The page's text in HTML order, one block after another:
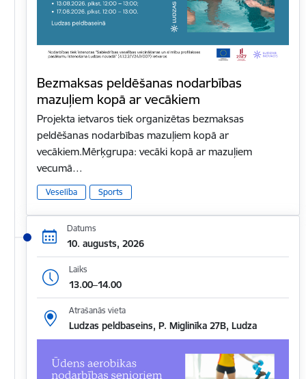
Bezmaksas peldēšanas nodarbības
mazuļiem kopā ar vecākiem
Projekta ietvaros tiek organizētas bezmaksas
peldēšanas nodarbības mazuļiem kopā ar
vecākiem.Mērķgrupa: vecāki kopā ar mazuļiem
vecumā…
Veselība Sports
Datums
10. augusts, 2026
Laiks
13.00–14.00
Atrašanās vieta
Ludzas peldbaseins, P. Miglinīka 27B, Ludza